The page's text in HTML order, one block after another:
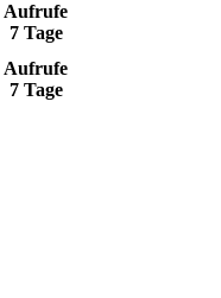
Aufrufe
7 Tage
Aufrufe
7 Tage